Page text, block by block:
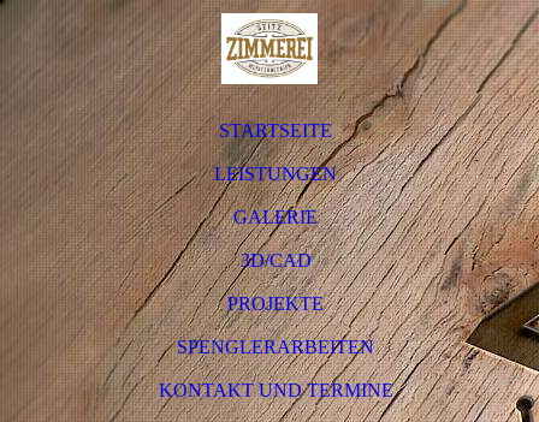
STARTSEITE
LEISTUNGEN
GALERIE
3D/CAD
PROJEKTE
SPENGLERARBEITEN
KONTAKT UND TERMINE